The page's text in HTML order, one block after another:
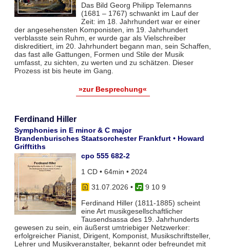
Das Bild Georg Philipp Telemanns
(1681 – 1767) schwankt im Lauf der
Zeit: im 18. Jahrhundert war er einer
der angesehensten Komponisten, im 19. Jahrhundert
verblasste sein Ruhm, er wurde gar als Vielschreiber
diskreditiert, im 20. Jahrhundert begann man, sein Schaffen,
das fast alle Gattungen, Formen und Stile der Musik
umfasst, zu sichten, zu werten und zu schätzen. Dieser
Prozess ist bis heute im Gang.
»zur Besprechung«
Ferdinand Hiller
Symphonies in E minor & C major
Brandenburisches Staatsorchester Frankfurt • Howard
Grifftiths
cpo 555 682-2
1 CD • 64min • 2024
31.07.2026 •
9 10 9
Ferdinand Hiller (1811-1885) scheint
eine Art musikgesellschaftlicher
Tausendsassa des 19. Jahrhunderts
gewesen zu sein, ein äußerst umtriebiger Netzwerker:
erfolgreicher Pianist, Dirigent, Komponist, Musikschriftsteller,
Lehrer und Musikveranstalter, bekannt oder befreundet mit